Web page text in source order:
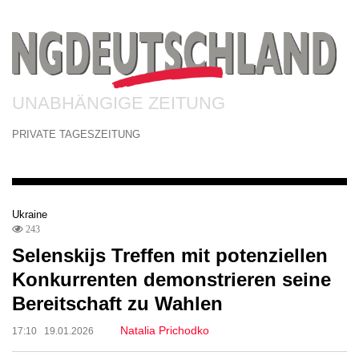
UNABHÄNGIGE ZEITUNG
PRIVATE TAGESZEITUNG
Ukraine
243
Selenskijs Treffen mit potenziellen
Konkurrenten demonstrieren seine
Bereitschaft zu Wahlen
17:10 19.01.2026 Natalia Prichodko